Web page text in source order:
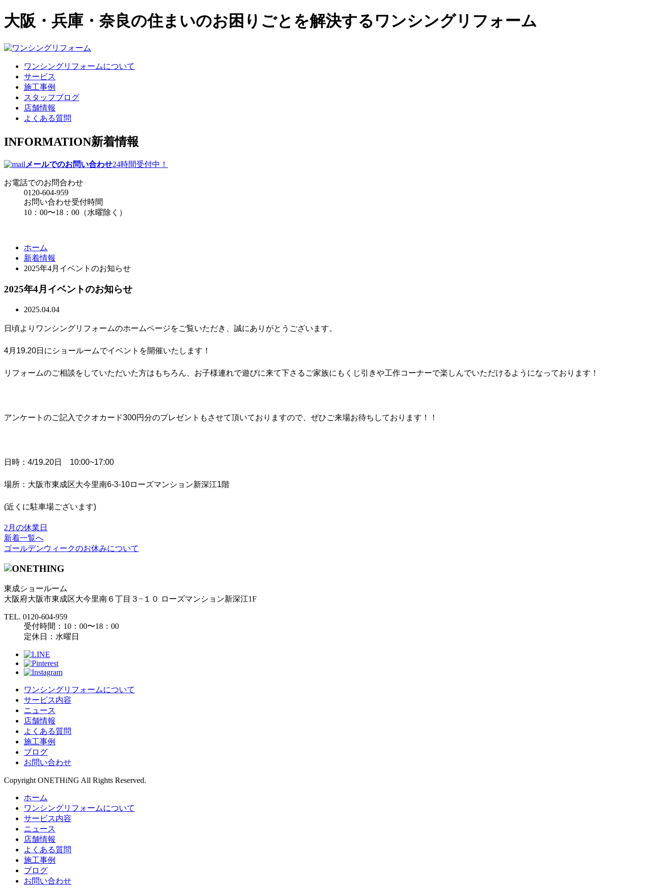
大阪・兵庫・奈良の住まいのお困りごとを解決するワンシングリフォーム
ワンシングリフォームについて
サービス
施工事例
スタッフブログ
店舗情報
よくある質問
INFORMATION新着情報
メールでのお問い合わせ24時間受付中！
お電話でのお問合わせ
0120-604-959
お問い合わせ受付時間
10：00〜18：00（水曜除く）
ホーム
新着情報
2025年4月イベントのお知らせ
2025年4月イベントのお知らせ
2025.04.04
日頃よりワンシングリフォームのホームページをご覧いただき、誠にありがとうございます。
4月19.20日にショールームでイベントを開催いたします！
リフォームのご相談をしていただいた方はもちろん、お子様連れで遊びに来て下さるご家族にもくじ引きや工作コーナーで楽しんでいただけるようになっております！
アンケートのご記入でクオカード300円分のプレゼントもさせて頂いておりますので、ぜひご来場お待ちしております！！
日時：4/19.20日 10:00~17:00
場所：大阪市東成区大今里南6-3-10ローズマンション新深江1階
(近くに駐車場ございます)
2月の休業日
新着一覧へ
ゴールデンウィークのお休みについて
東成ショールーム
大阪府大阪市東成区大今里南６丁目３−１０ ローズマンション新深江1F
TEL. 0120-604-959
受付時間：10：00〜18：00
定休日：水曜日
ワンシングリフォームについて
サービス内容
ニュース
店舗情報
よくある質問
施工事例
ブログ
お問い合わせ
Copyright ONETHiNG All Rights Reserved.
ホーム
ワンシングリフォームについて
サービス内容
ニュース
店舗情報
よくある質問
施工事例
ブログ
お問い合わせ